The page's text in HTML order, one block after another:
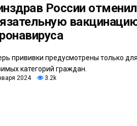
России отменил
прививки предусмотрены только для
категорий граждан.
2024 3.2k